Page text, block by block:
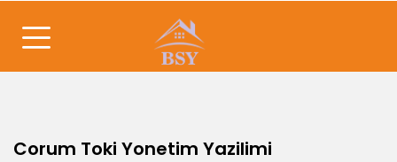
Corum Toki Yonetim Yazilimi